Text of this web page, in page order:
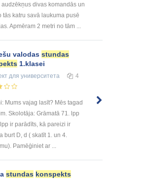
divas komandās un
tās katru savā laukuma pusē
Apmēram 2 metri no tām ...
valodas stundas
1.klasei
для университета 4
Mums vajag lasīt? Mēs tagad
Skolotāja: Grāmatā 71. lpp
ir parādīts, kā pareizi ir
burt D, d ( skatīt 1. un 4.
Pamēģiniet ar ...
stundas konspekts